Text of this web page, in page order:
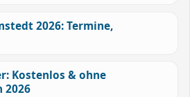
2026: Termine,
Kostenlos & ohne
2026